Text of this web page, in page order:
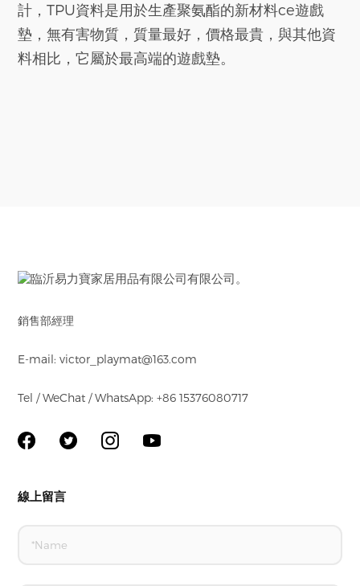
計，TPU資料是用於生產聚氨酯的新材料ce遊戲
墊 ，無有害物質，質量最好，價格最貴，與其他資
料相比，它屬於最高端的遊戲墊。
銷售部經理
E-mail: victor_playmat@163.com
Tel / WeChat / WhatsApp: +86 15376080717
線上留言